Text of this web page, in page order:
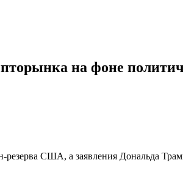
на фоне
резерва США, а заявления Дональда